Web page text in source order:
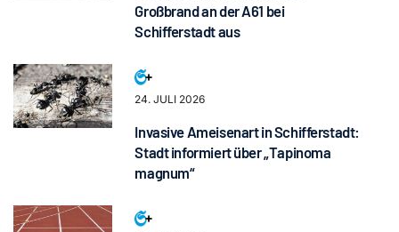
Großbrand an der A61 bei
Schifferstadt aus
24. JULI 2026
Invasive Ameisenart in Schifferstadt:
Stadt informiert über „Tapinoma
magnum“